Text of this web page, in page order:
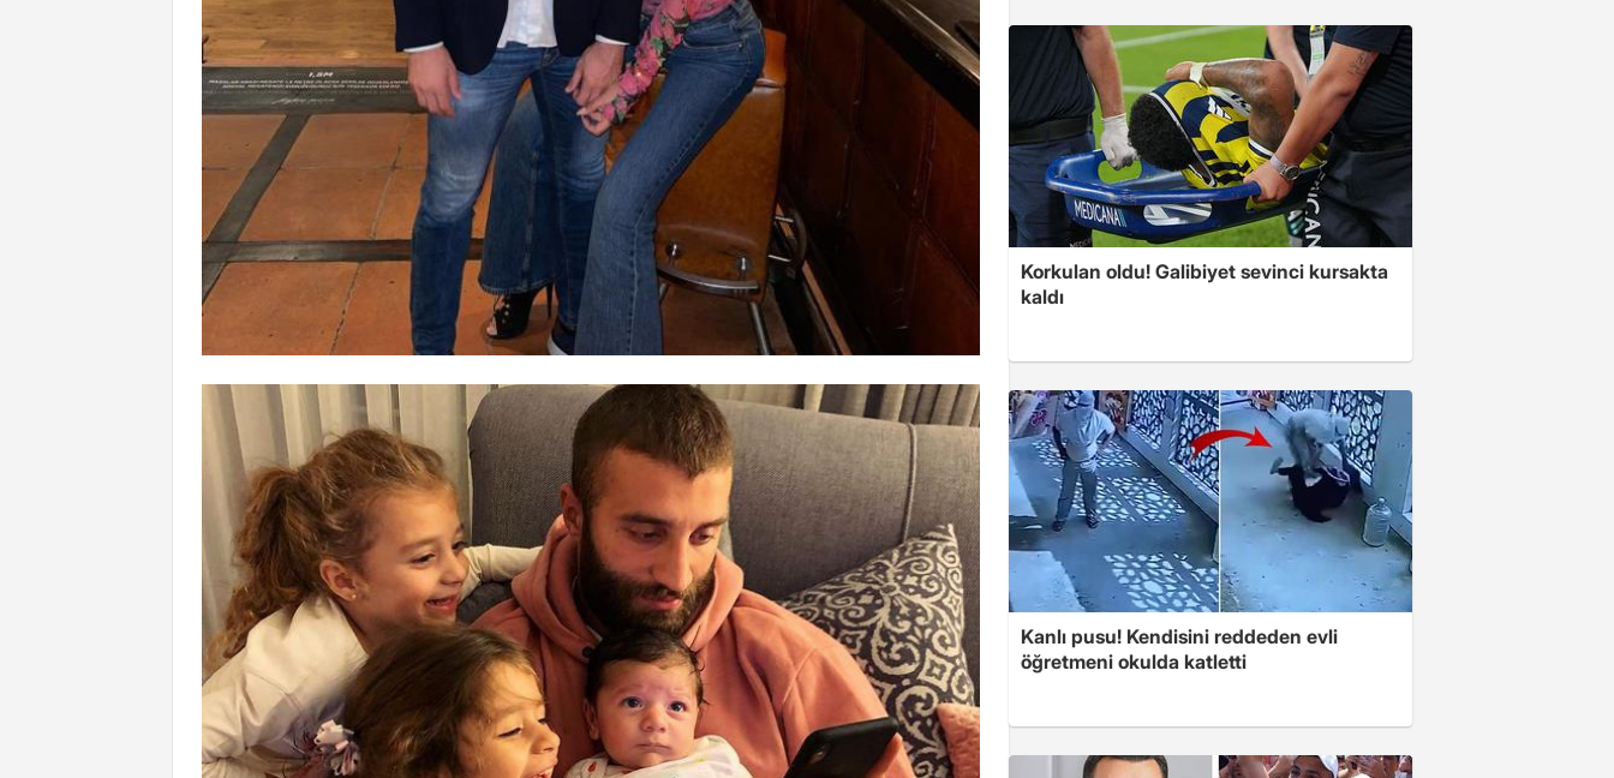
Korkulan oldu! Galibiyet sevinci kursakta
kaldı
Kanlı pusu! Kendisini reddeden evli
öğretmeni okulda katletti